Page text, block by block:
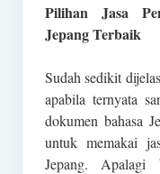
Pilihan Jasa
Jepang Terbaik
Sudah sedikit
apabila ternyata
dokumen bahasa
untuk memakai
Jepang. Apalagi